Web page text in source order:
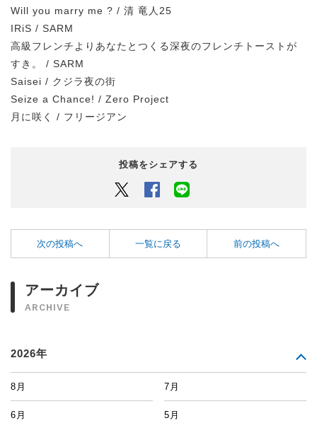
Will you marry me ? / 清 竜人25
IRiS / SARM
高級フレンチよりあなたとつくる深夜のフレンチトーストが
すき。 / SARM
Saisei / クジラ夜の街
Seize a Chance! / Zero Project
月に咲く / フリージアン
投稿をシェアする
Twitter Facebook
次の投稿へ 一覧に戻る 前の投稿へ
アーカイブ
ARCHIVE
2026年
8月 7月
6月 5月